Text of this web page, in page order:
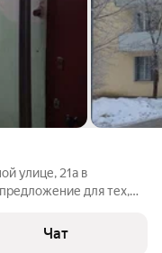
улице, 21а в
для тех,
Чат